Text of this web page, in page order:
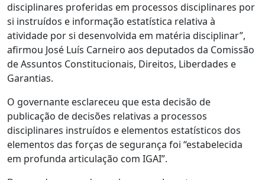
disciplinares proferidas em processos disciplinares por
si instruídos e informação estatística relativa à
atividade por si desenvolvida em matéria disciplinar”,
afirmou José Luís Carneiro aos deputados da Comissão
de Assuntos Constitucionais, Direitos, Liberdades e
Garantias.
O governante esclareceu que esta decisão de
publicação de decisões relativas a processos
disciplinares instruídos e elementos estatísticos dos
elementos das forças de segurança foi “estabelecida
em profunda articulação com IGAI”.